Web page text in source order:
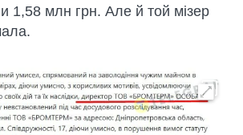
1,58 млн грн. Але й той мізер